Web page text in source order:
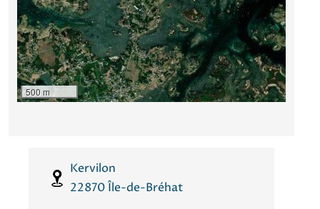
500 m
Kervilon
22870Île-de-Bréhat